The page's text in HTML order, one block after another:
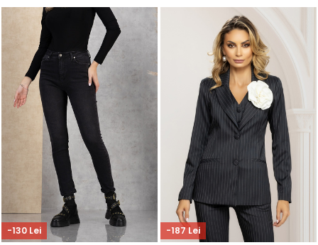
-130 Lei -187 Lei